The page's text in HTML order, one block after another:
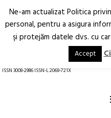
Arhitectură.
Oraș.
ISSN 3008-2986 ISSN-L 2069-721X
Ne-am actualizat Politica
personal, pentru a asigura
şi protejăm datele dvs. cu
Accept